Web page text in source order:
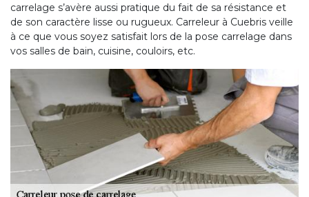
carrelage s’avère aussi pratique du fait de sa résistance et
de son caractère lisse ou rugueux. Carreleur à Cuebris veille
à ce que vous soyez satisfait lors de la pose carrelage dans
vos salles de bain, cuisine, couloirs, etc.